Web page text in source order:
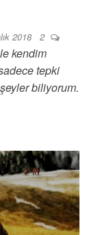
2018 2
kendim
tepki
biliyorum.